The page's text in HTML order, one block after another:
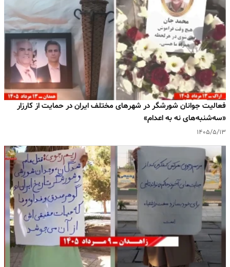
فعالیت جوانان شورشگر در شهرهای مختلف ایران در حمایت از کارزار
«سه‌شنبه‌های نه به اعدام»
۱۴۰۵/۵/۱۳